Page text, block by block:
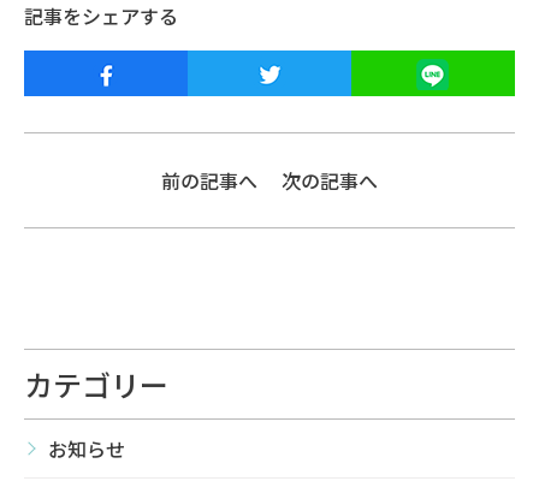
記事をシェアする
前の記事へ 次の記事へ
カテゴリー
お知らせ